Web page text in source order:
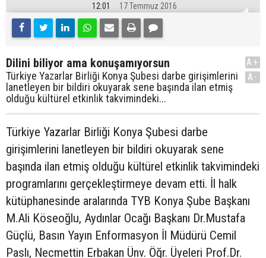
12:01 17 Temmuz 2016
Dilini biliyor ama konuşamıyorsun
Türkiye Yazarlar Birliği Konya Şubesi darbe girişimlerini
lanetleyen bir bildiri okuyarak sene başında ilan etmiş
olduğu kültürel etkinlik takvimindeki...
A+
A-
Türkiye Yazarlar Birliği Konya Şubesi darbe
girişimlerini lanetleyen bir bildiri okuyarak sene
başında ilan etmiş olduğu kültürel etkinlik takvimindeki
programlarını gerçekleştirmeye devam etti. İl halk
kütüphanesinde aralarında TYB Konya Şube Başkanı
M.Ali Köseoğlu, Aydınlar Ocağı Başkanı Dr.Mustafa
Güçlü, Basın Yayın Enformasyon İl Müdürü Cemil
Paslı, Necmettin Erbakan Ünv. Öğr. Üyeleri Prof.Dr.